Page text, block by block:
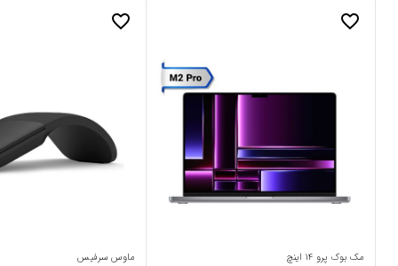
favorite_border
مک بوک پرو ۱۴ اینچ
favorite_border
ماوس سرفیس